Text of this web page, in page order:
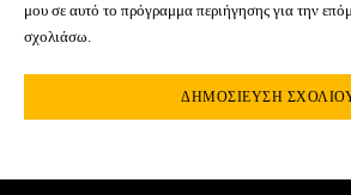
μου σε αυτό το πρόγραμμα περιήγησης για την
σχολιάσω.